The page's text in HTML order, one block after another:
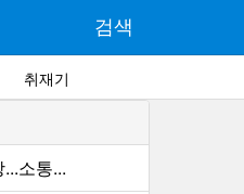
검색
취재기
소통...